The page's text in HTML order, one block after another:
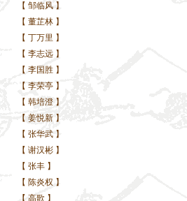
【 邹临风 】
【 董芷林 】
【 丁万里 】
【 李志远 】
【 李国胜 】
【 李荣亭 】
【 韩培澄 】
【 姜悦新 】
【 张华武 】
【 谢汉彬 】
【 张丰 】
【 陈炎权 】
【 高歌 】